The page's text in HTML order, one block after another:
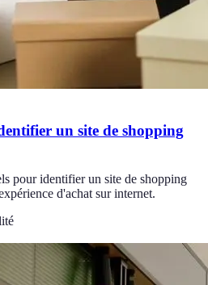
un site de shopping
pour identifier un site de shopping
d'achat sur internet.